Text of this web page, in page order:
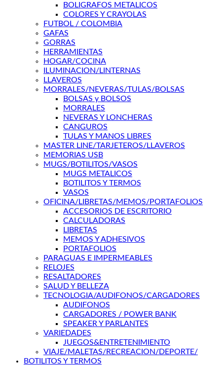
BOLIGRAFOS METALICOS
COLORES Y CRAYOLAS
FUTBOL / COLOMBIA
GAFAS
GORRAS
HERRAMIENTAS
HOGAR/COCINA
ILUMINACION/LINTERNAS
LLAVEROS
MORRALES/NEVERAS/TULAS/BOLSAS
BOLSAS y BOLSOS
MORRALES
NEVERAS Y LONCHERAS
CANGUROS
TULAS Y MANOS LIBRES
MASTER LINE/TARJETEROS/LLAVEROS
MEMORIAS USB
MUGS/BOTILITOS/VASOS
MUGS METALICOS
BOTILITOS Y TERMOS
VASOS
OFICINA/LIBRETAS/MEMOS/PORTAFOLIOS
ACCESORIOS DE ESCRITORIO
CALCULADORAS
LIBRETAS
MEMOS Y ADHESIVOS
PORTAFOLIOS
PARAGUAS E IMPERMEABLES
RELOJES
RESALTADORES
SALUD Y BELLEZA
TECNOLOGIA/AUDIFONOS/CARGADORES
AUDIFONOS
CARGADORES / POWER BANK
SPEAKER Y PARLANTES
VARIEDADES
JUEGOS&ENTRETENIMIENTO
VIAJE/MALETAS/RECREACION/DEPORTE/
BOTILITOS Y TERMOS